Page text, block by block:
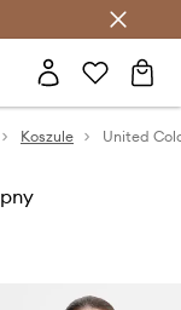
Koszule